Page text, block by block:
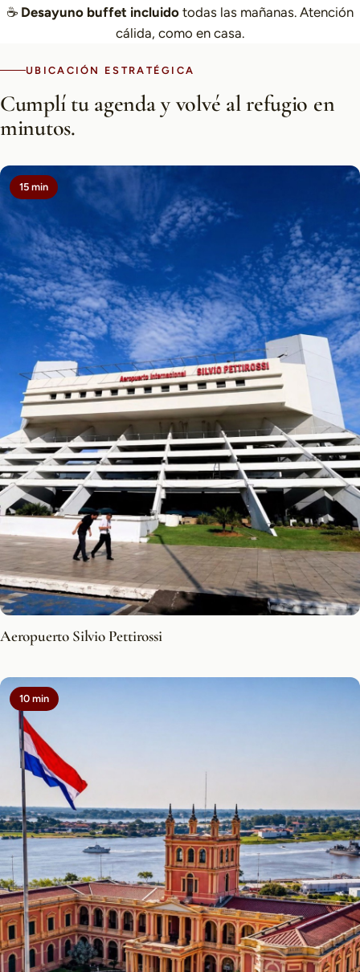
☕ Desayuno buffet incluido todas las mañanas. Atención
cálida, como en casa.
UBICACIÓN ESTRATÉGICA
Cumplí tu agenda y volvé al refugio en
minutos.
15 min
Aeropuerto Silvio Pettirossi
10 min